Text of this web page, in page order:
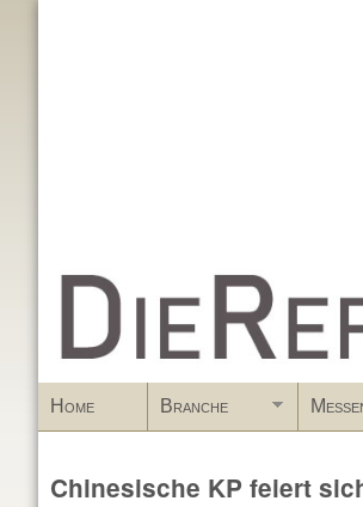
www.DieReferenz.de
Home Branche
Chinesische KP feiert